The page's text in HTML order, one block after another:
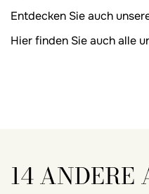
Entdecken Sie auch
Hier finden Sie auch alle
14 ANDERE